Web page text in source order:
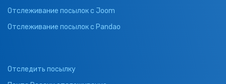
Отслеживание посылок с Joom
Отслеживание посылок с Pandao
Отследить посылку